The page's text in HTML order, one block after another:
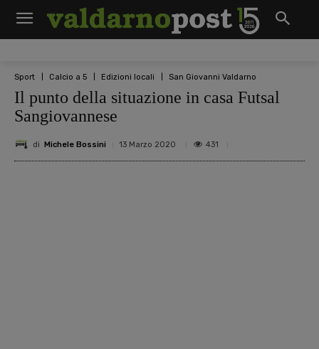
Sport Calcio a 5 Edizioni locali San Giovanni Valdarno
Il punto della situazione in casa Futsal
Sangiovannese
di Michele Bossini 13 Marzo 2020 431